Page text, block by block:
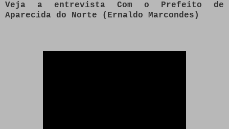
Veja a entrevista Com o Prefeito de
Aparecida do Norte (Ernaldo Marcondes)